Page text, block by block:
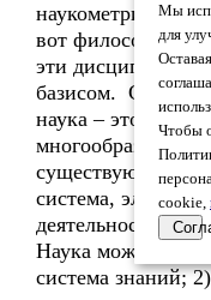
наукометрия,
вот философия
эти дисциплины,
базисом. С точки
наука – это
многообразно
существующая в
система, элемент
деятельности.
Наука может
система знаний;
Мы
для
Чтобы
cookie,